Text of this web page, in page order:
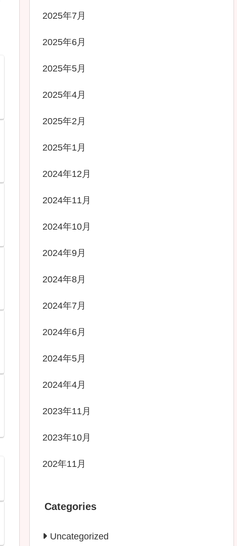
2025年7月
2025年6月
2025年5月
2025年4月
2025年2月
2025年1月
2024年12月
2024年11月
2024年10月
2024年9月
2024年8月
2024年7月
2024年6月
2024年5月
2024年4月
2023年11月
2023年10月
202年11月
Categories
Uncategorized